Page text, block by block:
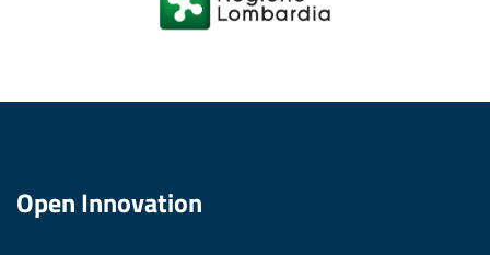
Open Innovation